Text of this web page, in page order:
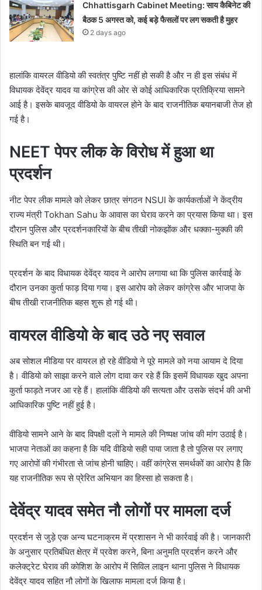
Chhattisgarh Cabinet Meeting: साय कैबिनेट की
बैठक 5 अगस्त को, कई बड़े फैसलों पर लग सकती है मुहर
2 days ago
हालांकि वायरल वीडियो की स्वतंत्र पुष्टि नहीं हो सकी है और न ही इस संबंध में
विधायक देवेंद्र यादव या कांग्रेस की ओर से कोई आधिकारिक प्रतिक्रिया सामने
आई है। इसके बावजूद वीडियो के वायरल होने के बाद राजनीतिक बयानबाजी तेज हो
गई है।
NEET पेपर लीक के विरोध में हुआ था
प्रदर्शन
नीट पेपर लीक मामले को लेकर छात्र संगठन NSUI के कार्यकर्ताओं ने केंद्रीय
राज्य मंत्री Tokhan Sahu के आवास का घेराव करने का प्रयास किया था। इस
दौरान पुलिस और प्रदर्शनकारियों के बीच तीखी नोकझोंक और धक्का-मुक्की की
स्थिति बन गई थी।
प्रदर्शन के बाद विधायक देवेंद्र यादव ने आरोप लगाया था कि पुलिस कार्रवाई के
दौरान उनका कुर्ता फाड़ दिया गया। इस आरोप को लेकर कांग्रेस और भाजपा के
बीच तीखी राजनीतिक बहस शुरू हो गई थी।
वायरल वीडियो के बाद उठे नए सवाल
अब सोशल मीडिया पर वायरल हो रहे वीडियो ने पूरे मामले को नया आयाम दे दिया
है। वीडियो को साझा करने वाले लोग दावा कर रहे हैं कि इसमें विधायक खुद अपना
कुर्ता फाड़ते नजर आ रहे हैं। हालांकि वीडियो की सत्यता और उसके संदर्भ की अभी
आधिकारिक पुष्टि नहीं हुई है।
वीडियो सामने आने के बाद विपक्षी दलों ने मामले की निष्पक्ष जांच की मांग उठाई है।
भाजपा नेताओं का कहना है कि यदि वीडियो सही पाया जाता है तो पुलिस पर लगाए
गए आरोपों की गंभीरता से जांच होनी चाहिए। वहीं कांग्रेस समर्थकों का आरोप है कि
यह राजनीतिक रूप से प्रेरित अभियान का हिस्सा हो सकता है।
देवेंद्र यादव समेत नौ लोगों पर मामला दर्ज
प्रदर्शन से जुड़े एक अन्य घटनाक्रम में प्रशासन ने भी कार्रवाई की है। जानकारी
के अनुसार प्रतिबंधित क्षेत्र में प्रवेश करने, बिना अनुमति प्रदर्शन करने और
कलेक्ट्रेट घेराव की कोशिश के आरोप में सिविल लाइन थाना पुलिस ने विधायक
देवेंद्र यादव सहित नौ लोगों के खिलाफ मामला दर्ज किया है।